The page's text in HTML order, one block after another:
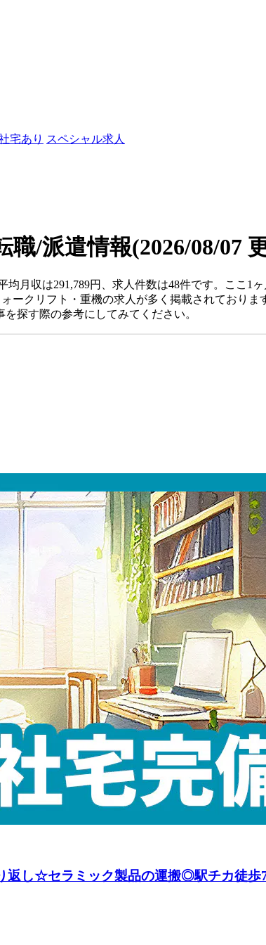
宅あり スペシャル求人
職/派遣情報(2026/08/07
月収は291,789円、求人件数は48件です。ここ1
ークリフト・重機の求人が多く掲載されておりま
探す際の参考にしてみてください。
返し☆セラミック製品の運搬◎駅チカ徒歩